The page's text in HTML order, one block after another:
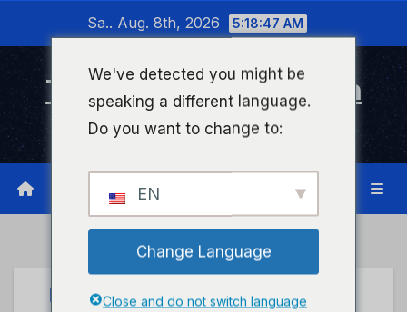
wechseln
Sa.. Aug. 8th, 2026 5:18:48 AM
Timeline Bad Kreuznach
Infonetzwerk für Bad Kreuznach
UNCATEGORIZED
We've detected you might be
speaking a different language.
Do you want to change to:
EN
Change Language
Close and do not switch language